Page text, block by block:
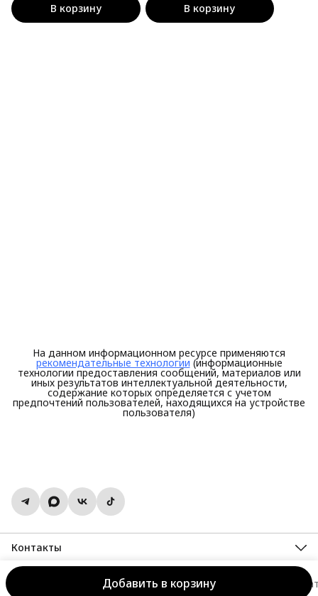
Добавить в корзину
В корзину
В корзину
На данном информационном ресурсе применяются
рекомендательные технологии (информационные
технологии предоставления сообщений, материалов или
иных результатов интеллектуальной деятельности,
содержание которых определяется с учетом
предпочтений пользователей, находящихся на устройстве
пользователя)
Контакты
Адрес
г. Иваново, ул Поэта Майорова 6/7
SHERYSHEFF. Носи, как чувствуешь!Оплата Доставка и